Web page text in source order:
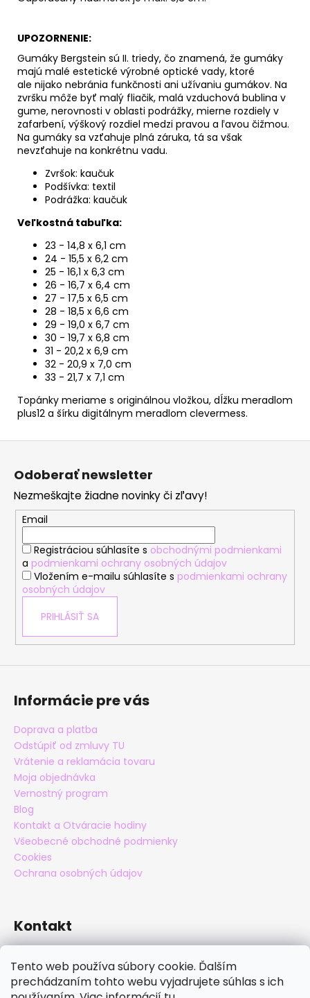
Tento web používa súbory cookie. Ďalším
prechádzaním tohto webu vyjadrujete súhlas s ich
UPOZORNENIE:
Gumáky Bergstein sú II. triedy, čo znamená, že gumáky
majú malé estetické výrobné optické vady, ktoré
ale nijako nebránia funkčnosti ani užívaniu gumákov. Na
zvršku môže byť malý fliačik, malá vzduchová bublina v
gume, nerovnosti v oblasti podrážky, mierne rozdiely v
zafarbení, výškový rozdiel medzi pravou a ľavou čižmou.
Na gumáky sa vzťahuje plná záruka, tá sa však
nevzťahuje na konkrétnu vadu.
Zvršok: kaučuk
Podšívka: textil
Podrážka: kaučuk
Veľkostná tabuľka:
23 - 14,8 x 6,1 cm
24 - 15,5 x 6,2 cm
25 - 16,1 x 6,3 cm
26 - 16,7 x 6,4 cm
27 - 17,5 x 6,5 cm
28 - 18,5 x 6,6 cm
29 - 19,0 x 6,7 cm
30 - 19,7 x 6,8 cm
31 - 20,2 x 6,9 cm
32 - 20,9 x 7,0 cm
33 - 21,7 x 7,1 cm
Topánky meriame s originálnou vložkou, dĺžku meradlom
plus12 a šírku digitálnym meradlom clevermess.
Z
Odoberať newsletter
Nezmeškajte žiadne novinky či zľavy!
Email
Registráciou súhlasíte s obchodnými podmienkami
a podmienkami ochrany osobných údajov
Vložením e-mailu súhlasíte s podmienkami ochrany
osobných údajov
PRIHLÁSIŤ SA
Informácie pre vás
Doprava a platba
Odstúpiť od zmluvy TU
Vrátenie a reklamácia tovaru
Moja objednávka
Vernostný program
Blog
Kontakt a Otváracie hodiny
Všeobecné obchodné podmienky
Cookies
Ochrana osobných údajov
Kontakt
+421 905 838 706
maxatko